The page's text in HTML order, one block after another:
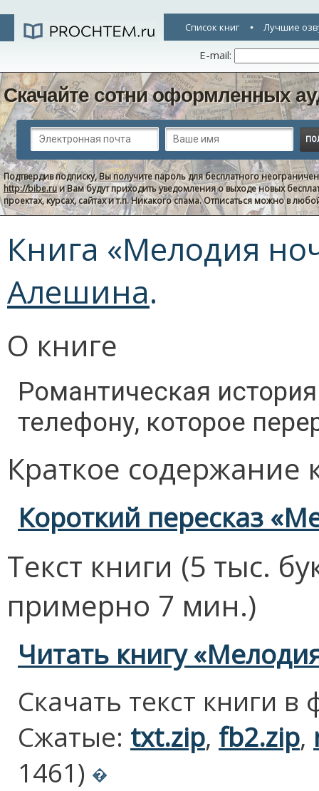
Список книг Лучшие
E-mail:
Скачайте сотни оформленных
Подтвердив подписку, Вы получите пароль для бесплатного
http://bibe.ruи Вам будут приходить уведомления о выходе новых
проектах, курсах, сайтах и т.п. Никакого спама. Отписаться можно в
Книга «Мелодия
Алешина.
О книге
Романтическая
телефону, которое
Краткое содержание
Короткий пересказ
Текст книги (5 тыс.
примерно 7 мин.)
Читать книгу
Скачать текст книги
Сжатые: txt.zip, fb2.zip,
1461)